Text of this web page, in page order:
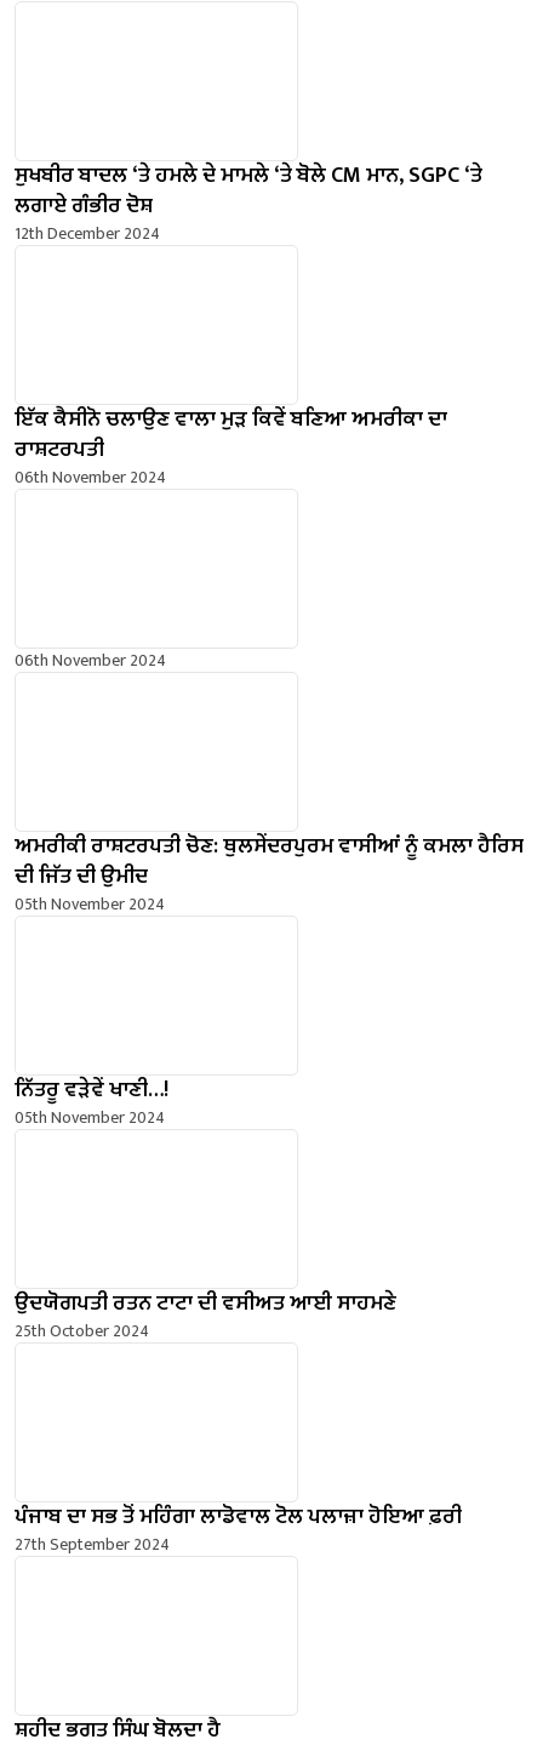
ਸੁਖਬੀਰ ਬਾਦਲ ‘ਤੇ ਹਮਲੇ ਦੇ ਮਾਮਲੇ ‘ਤੇ ਬੋਲੇ ​​CM ਮਾਨ, SGPC ‘ਤੇ
ਲਗਾਏ ਗੰਭੀਰ ਦੋਸ਼
12th December 2024
ਇੱਕ ਕੈਸੀਨੋ ਚਲਾਉਣ ਵਾਲਾ ਮੁੜ ਕਿਵੇਂ ਬਣਿਆ ਅਮਰੀਕਾ ਦਾ
ਰਾਸ਼ਟਰਪਤੀ
06th November 2024
06th November 2024
ਅਮਰੀਕੀ ਰਾਸ਼ਟਰਪਤੀ ਚੋਣ: ਥੁਲਸੇਂਦਰਪੁਰਮ ਵਾਸੀਆਂ ਨੂੰ ਕਮਲਾ ਹੈਰਿਸ
ਦੀ ਜਿੱਤ ਦੀ ਉਮੀਦ
05th November 2024
ਨਿੱਤਰੂ ਵੜੇਵੇਂ ਖਾਣੀ…!
05th November 2024
ਉਦਯੋਗਪਤੀ ਰਤਨ ਟਾਟਾ ਦੀ ਵਸੀਅਤ ਆਈ ਸਾਹਮਣੇ
25th October 2024
ਪੰਜਾਬ ਦਾ ਸਭ ਤੋਂ ਮਹਿੰਗਾ ਲਾਡੋਵਾਲ ਟੋਲ ਪਲਾਜ਼ਾ ਹੋਇਆ ਫ਼ਰੀ
27th September 2024
ਸ਼ਹੀਦ ਭਗਤ ਸਿੰਘ ਬੋਲਦਾ ਹੈ